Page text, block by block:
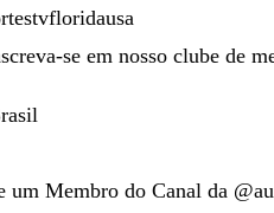
se em nosso clube de
um Membro do Canal da